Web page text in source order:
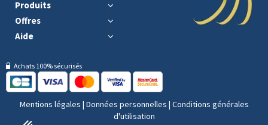
Produits
Offres
Aide
Achats 100% sécurisés
Mentions légales | Données personnelles | Conditions générales
d'utilisation